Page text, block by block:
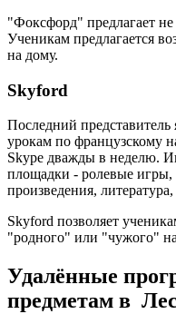
"Фоксфорд" предлагает не
Ученикам предлагается
на дому.
Skyford
Последний представитель
урокам по французскому
Skype дважды в неделю.
площадки - ролевые
произведения,
Skyford позволяет
"родного" или "чужого"
Удалённые
предметам в